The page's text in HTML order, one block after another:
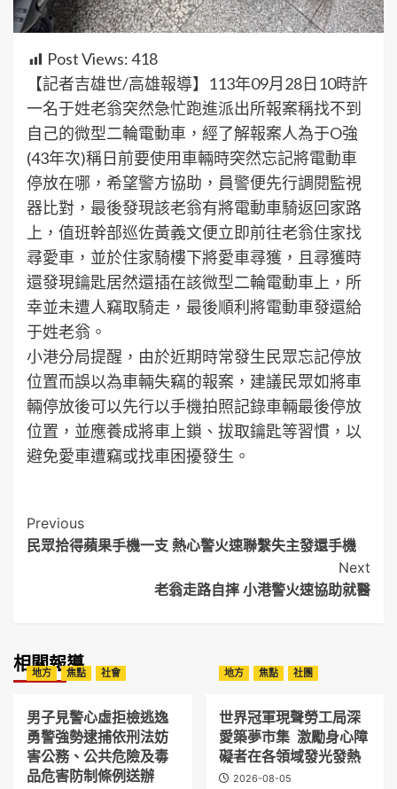
Post Views:418
【記者吉雄世/高雄報導】113年09月28日10時許
一名于姓老翁突然急忙跑進派出所報案稱找不到
自己的微型二輪電動車，經了解報案人為于O強
(43年次)稱日前要使用車輛時突然忘記將電動車
停放在哪，希望警方協助，員警便先行調閱監視
器比對，最後發現該老翁有將電動車騎返回家路
上，值班幹部巡佐黃義文便立即前往老翁住家找
尋愛車，並於住家騎樓下將愛車尋獲，且尋獲時
還發現鑰匙居然還插在該微型二輪電動車上，所
幸並未遭人竊取騎走，最後順利將電動車發還給
于姓老翁。
小港分局提醒，由於近期時常發生民眾忘記停放
位置而誤以為車輛失竊的報案，建議民眾如將車
輛停放後可以先行以手機拍照記錄車輛最後停放
位置，並應養成將車上鎖、拔取鑰匙等習慣，以
避免愛車遭竊或找車困擾發生。
Post
Navigation
Previous
民眾拾得蘋果手機一支 熱心警火速聯繫失主發還手機
Next
老翁走路自摔 小港警火速協助就醫
相關報導
地方 焦點 社會
男子見警心虛拒檢逃逸
勇警強勢逮捕依刑法妨
害公務、公共危險及毒
品危害防制條例送辦
地方 焦點 社團
世界冠軍現聲勞工局深
愛築夢市集 激勵身心障
礙者在各領域發光發熱
2026-08-05